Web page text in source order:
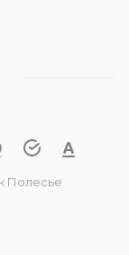
Полесье